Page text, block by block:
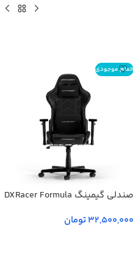
اتمام موجودی
صندلی گیمینگ DXRacer Formula
32,500,000تومان